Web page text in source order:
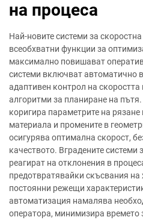
на процеса
Най-новите системи за
всеобхватни функции за
максимално повишават
системи включват автоматично
адаптивен контрол на скоростта
алгоритми за планиране на
коригира параметрите на
материала и промените в
осигурява оптимална скорост,
качеството. Вградените
реагират на отклонения в
предотвратявайки скъсвания
постоянни режещи
автоматизация намалява
оператора, минимизира времето